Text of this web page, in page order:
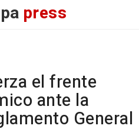
press
el frente
ante la
General